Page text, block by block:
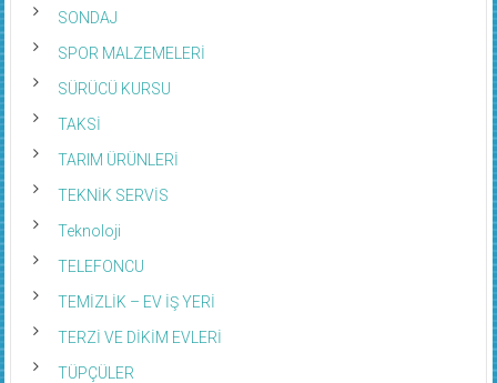
SONDAJ
SPOR MALZEMELERİ
SÜRÜCÜ KURSU
TAKSİ
TARIM ÜRÜNLERİ
TEKNİK SERVİS
Teknoloji
TELEFONCU
TEMİZLİK – EV İŞ YERİ
TERZİ VE DİKİM EVLERİ
TÜPÇÜLER